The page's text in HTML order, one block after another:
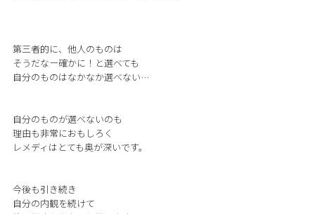
第三者的に、他人のものは
そうだなー確かに！と選べても
自分のものはなかなか選べない…
自分のものが選べないのも
理由も非常におもしろく
レメディはとても奥が深いです。
今後も引き続き
自分の内観を続けて